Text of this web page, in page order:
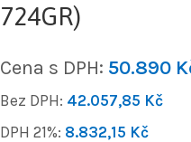
724GR)
Cena s DPH: 50.890
Bez DPH: 42.057,85 Kč
DPH 21%: 8.832,15 Kč